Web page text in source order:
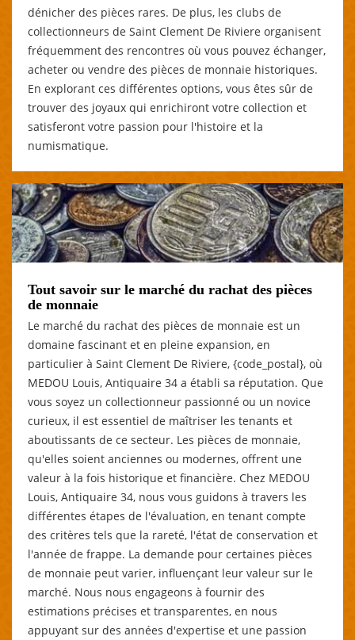
dénicher des pièces rares. De plus, les clubs de
collectionneurs de Saint Clement De Riviere organisent
fréquemment des rencontres où vous pouvez échanger,
acheter ou vendre des pièces de monnaie historiques.
En explorant ces différentes options, vous êtes sûr de
trouver des joyaux qui enrichiront votre collection et
satisferont votre passion pour l'histoire et la
numismatique.
Tout savoir sur le marché du rachat des pièces
de monnaie
Le marché du rachat des pièces de monnaie est un
domaine fascinant et en pleine expansion, en
particulier à Saint Clement De Riviere, {code_postal}, où
MEDOU Louis, Antiquaire 34 a établi sa réputation. Que
vous soyez un collectionneur passionné ou un novice
curieux, il est essentiel de maîtriser les tenants et
aboutissants de ce secteur. Les pièces de monnaie,
qu'elles soient anciennes ou modernes, offrent une
valeur à la fois historique et financière. Chez MEDOU
Louis, Antiquaire 34, nous vous guidons à travers les
différentes étapes de l'évaluation, en tenant compte
des critères tels que la rareté, l'état de conservation et
l'année de frappe. La demande pour certaines pièces
de monnaie peut varier, influençant leur valeur sur le
marché. Nous nous engageons à fournir des
estimations précises et transparentes, en nous
appuyant sur des années d'expertise et une passion